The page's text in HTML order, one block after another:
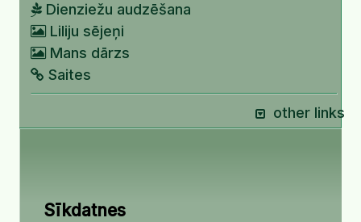
Dienziežu audzēšana
Liliju sējeņi
Mans dārzs
Saites
other links
Sīkdatnes